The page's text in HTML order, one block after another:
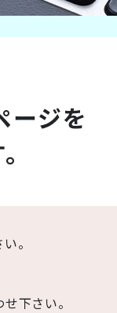
ージを
。
下さい。